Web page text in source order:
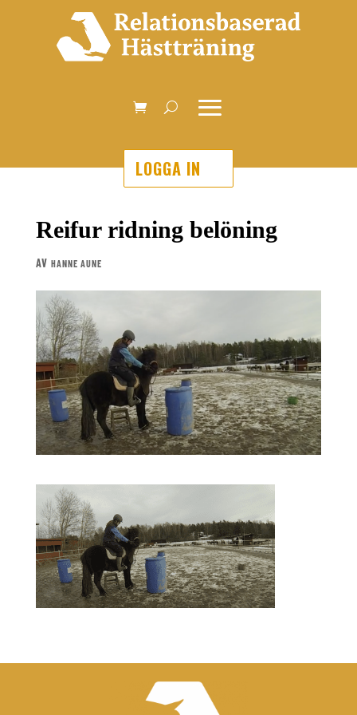
LOGGA IN
Reifur ridning belöning
AV HANNE AUNE